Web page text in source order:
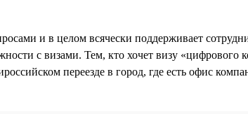
и в целом всячески поддерживает
с визами. Тем, кто хочет визу «цифрового
переезде в город, где есть офис